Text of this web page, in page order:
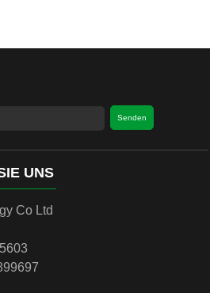
Frankreich Schneider
Senden
UNS
Co Ltd